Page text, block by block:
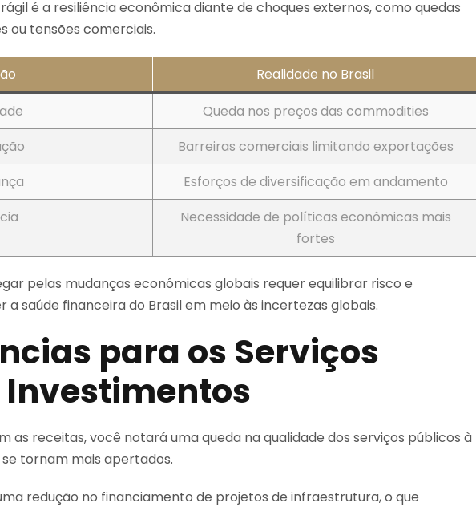
é a resiliência econômica diante de choques externos, como quedas
ou tensões comerciais.
Realidade no Brasil
Queda nos preços das commodities
Barreiras comerciais limitando exportações
Esforços de diversificação em andamento
Necessidade de políticas econômicas mais
fortes
pelas mudanças econômicas globais requer equilibrar risco e
saúde financeira do Brasil em meio às incertezas globais.
para os Serviços
Investimentos
as receitas, você notará uma queda na qualidade dos serviços públicos à
tornam mais apertados.
redução no financiamento de projetos de infraestrutura, o que